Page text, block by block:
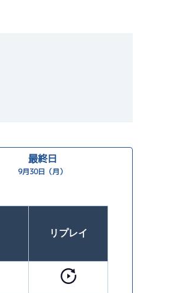
BTS日向最終日
9月30日（月）
リプレイ